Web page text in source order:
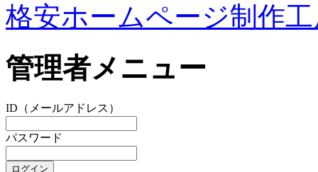
格安ホームページ制作
管理者メニュー
ID（メールアドレス）
パスワード